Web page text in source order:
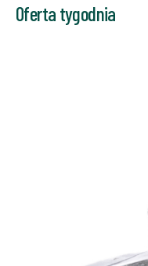
Oferta tygodnia